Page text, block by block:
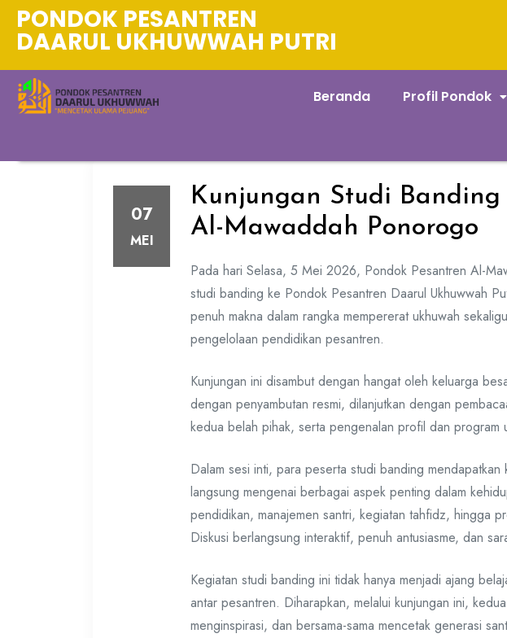
PONDOK PESANTREN
DAARUL UKHUWWAH PUTRI
Beranda Profil Pondok
07
MEI
Kunjungan Studi Banding
Al-Mawaddah Ponorogo
Pada hari Selasa, 5 Mei 2026, Pondok Pesantren Al-
studi banding ke Pondok Pesantren Daarul Ukhuwwah
penuh makna dalam rangka mempererat ukhuwah
pengelolaan pendidikan pesantren.
Kunjungan ini disambut dengan hangat oleh keluarga
dengan penyambutan resmi, dilanjutkan dengan
kedua belah pihak, serta pengenalan profil dan program
Dalam sesi inti, para peserta studi banding
langsung mengenai berbagai aspek penting dalam
pendidikan, manajemen santri, kegiatan tahfidz, hingga
Diskusi berlangsung interaktif, penuh antusiasme, dan
Kegiatan studi banding ini tidak hanya menjadi ajang
antar pesantren. Diharapkan, melalui kunjungan ini,
menginspirasi, dan bersama-sama mencetak generasi